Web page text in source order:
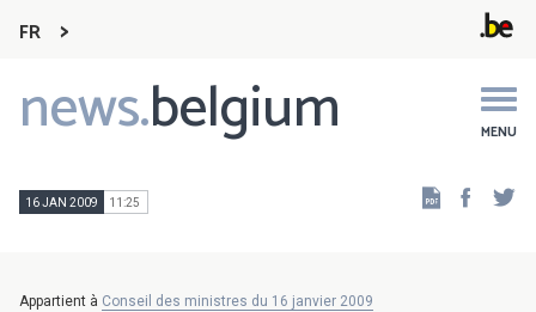
FR
news.belgium MENU
Main
navigation
16 JAN 2009 11:25
Appartient à Conseil des ministres du 16 janvier 2009